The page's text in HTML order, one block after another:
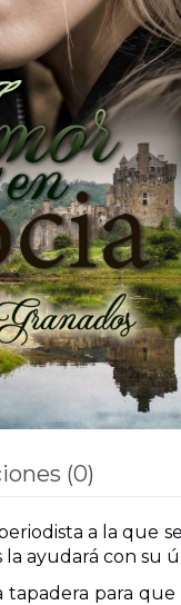
(0)
a la que
ayudará con su
para